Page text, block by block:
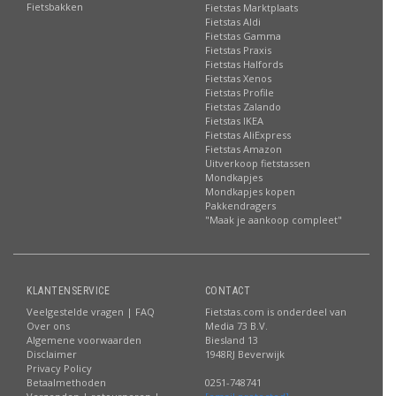
Fietsbakken
Fietstas Marktplaats
Fietstas Aldi
Fietstas Gamma
Fietstas Praxis
Fietstas Halfords
Fietstas Xenos
Fietstas Profile
Fietstas Zalando
Fietstas IKEA
Fietstas AliExpress
Fietstas Amazon
Uitverkoop fietstassen
Mondkapjes
Mondkapjes kopen
Pakkendragers
"Maak je aankoop compleet"
KLANTENSERVICE
Veelgestelde vragen | FAQ
Over ons
Algemene voorwaarden
Disclaimer
Privacy Policy
Betaalmethoden
CONTACT
Fietstas.com is onderdeel van
Media 73 B.V.
Biesland 13
1948RJ Beverwijk
0251-748741